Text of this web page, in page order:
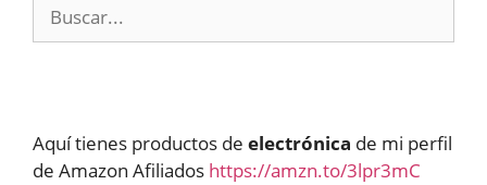
Aquí tienes productos de electrónica de mi perfil
de Amazon Afiliados https://amzn.to/3lpr3mC